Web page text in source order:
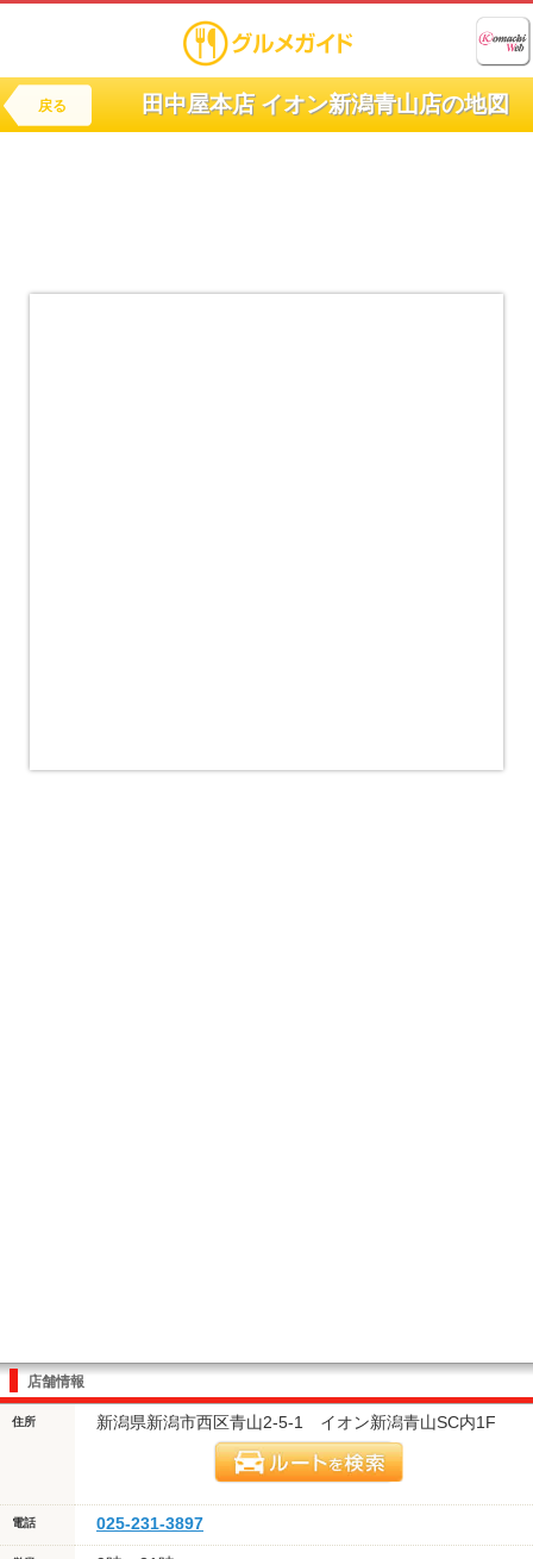
戻る 田中屋本店 イオン新潟青山店の地図
店舗情報
住所 新潟県新潟市西区青山2-5-1 イオン新潟青山SC内1F
電話 025-231-3897